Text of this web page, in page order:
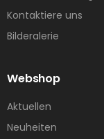
Kontaktiere uns
Bilderalerie
Webshop
Aktuellen
Neuheiten